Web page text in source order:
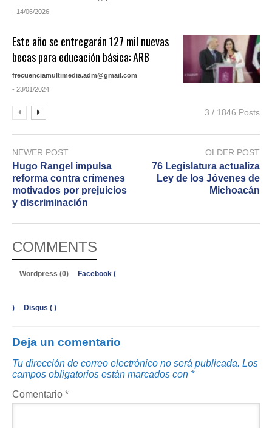
- 14/06/2026
Este año se entregarán 127 mil nuevas
becas para educación básica: ARB
frecuenciamultimedia.adm@gmail.com
- 23/01/2024
3 / 1846 Posts
NEWER POST
Hugo Rangel impulsa
reforma contra crímenes
motivados por prejuicios
y discriminación
OLDER POST
76 Legislatura actualiza
Ley de los Jóvenes de
Michoacán
COMMENTS
Wordpress (0) Facebook (
) Disqus ( )
Deja un comentario
Tu dirección de correo electrónico no será publicada. Los
campos obligatorios están marcados con *
Comentario *